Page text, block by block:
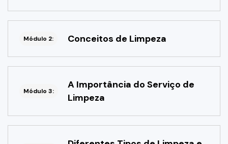
Módulo 2: Conceitos de Limpeza
Módulo 3:
A Importância do Serviço de
Limpeza